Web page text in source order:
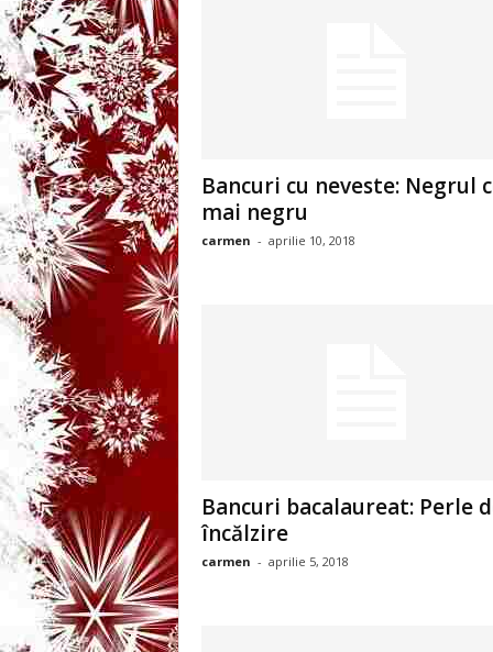
-
l
z
Bancuri cu neveste: Negrul
mai negru
carmen - aprilie 10, 2018
Bancuri bacalaureat: Perle
încălzire
carmen - aprilie 5, 2018